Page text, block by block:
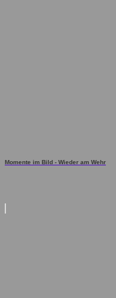
Momente im Bild - Wieder am Wehr